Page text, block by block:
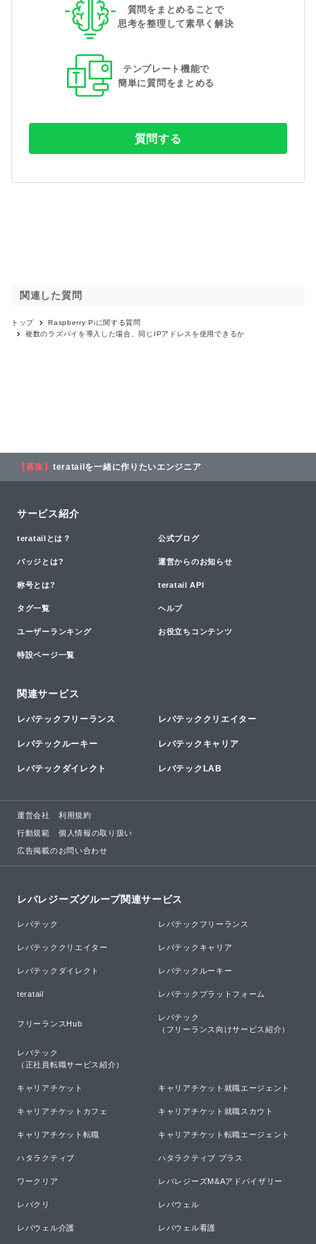
質問をまとめることで
思考を整理して素早く解決
テンプレート機能で
簡単に質問をまとめる
質問する
関連した質問
トップ Raspberry Piに関する質問
複数のラズパイを導入した場合、同じIPアドレスを使用できるか
【募集】 teratailを一緒に作りたいエンジニア
サービス紹介
teratailとは？ 公式ブログ
バッジとは? 運営からのお知らせ
称号とは? teratail API
タグ一覧 ヘルプ
ユーザーランキング お役立ちコンテンツ
特設ページ一覧
関連サービス
レバテックフリーランス レバテッククリエイター
レバテックルーキー レバテックキャリア
レバテックダイレクト レバテックLAB
運営会社 利用規約
行動規範 個人情報の取り扱い
広告掲載のお問い合わせ
レバレジーズグループ関連サービス
レバテック レバテックフリーランス
レバテッククリエイター レバテックキャリア
レバテックダイレクト レバテックルーキー
teratail レバテックプラットフォーム
フリーランスHub
レバテック
（フリーランス向けサービス紹介）
レバテック
（正社員転職サービス紹介）
キャリアチケット キャリアチケット就職エージェント
キャリアチケットカフェ キャリアチケット就職スカウト
キャリアチケット転職 キャリアチケット転職エージェント
ハタラクティブ ハタラクティブ プラス
ワークリア レバレジーズM&Aアドバイザリー
レバクリ レバウェル
レバウェル介護 レバウェル看護